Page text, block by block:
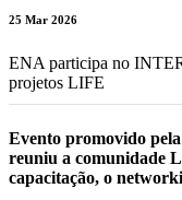
25 Mar 2026
ENA participa no
projetos LIFE
Evento promovido
reuniu a comunidade
capacitação, o